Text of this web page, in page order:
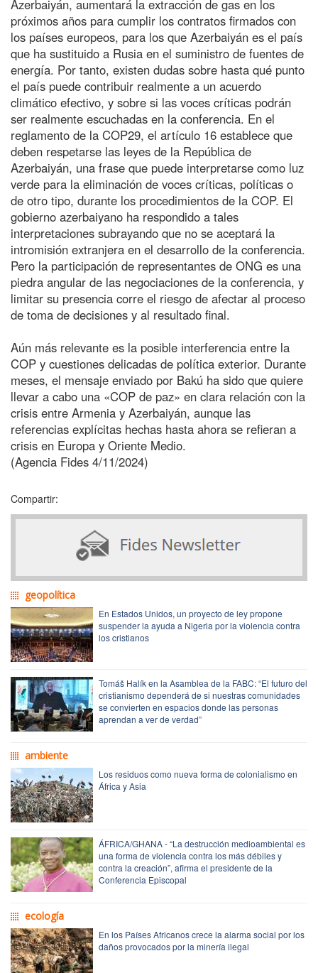
Azerbaiyán, aumentará la extracción de gas en los
próximos años para cumplir los contratos firmados con
los países europeos, para los que Azerbaiyán es el país
que ha sustituido a Rusia en el suministro de fuentes de
energía. Por tanto, existen dudas sobre hasta qué punto
el país puede contribuir realmente a un acuerdo
climático efectivo, y sobre si las voces críticas podrán
ser realmente escuchadas en la conferencia. En el
reglamento de la COP29, el artículo 16 establece que
deben respetarse las leyes de la República de
Azerbaiyán, una frase que puede interpretarse como luz
verde para la eliminación de voces críticas, políticas o
de otro tipo, durante los procedimientos de la COP. El
gobierno azerbaiyano ha respondido a tales
interpretaciones subrayando que no se aceptará la
intromisión extranjera en el desarrollo de la conferencia.
Pero la participación de representantes de ONG es una
piedra angular de las negociaciones de la conferencia, y
limitar su presencia corre el riesgo de afectar al proceso
de toma de decisiones y al resultado final.
Aún más relevante es la posible interferencia entre la
COP y cuestiones delicadas de política exterior. Durante
meses, el mensaje enviado por Bakú ha sido que quiere
llevar a cabo una «COP de paz» en clara relación con la
crisis entre Armenia y Azerbaiyán, aunque las
referencias explícitas hechas hasta ahora se refieran a
crisis en Europa y Oriente Medio.
(Agencia Fides 4/11/2024)
Compartir:
geopolítica
En Estados Unidos, un proyecto de ley propone
suspender la ayuda a Nigeria por la violencia contra
los cristianos
Tomáš Halík en la Asamblea de la FABC: “El futuro del
cristianismo dependerá de si nuestras comunidades
se convierten en espacios donde las personas
aprendan a ver de verdad”
ambiente
Los residuos como nueva forma de colonialismo en
África y Asia
ÁFRICA/GHANA - “La destrucción medioambiental es
una forma de violencia contra los más débiles y
contra la creación”, afirma el presidente de la
Conferencia Episcopal
ecología
En los Países Africanos crece la alarma social por los
daños provocados por la minería ilegal